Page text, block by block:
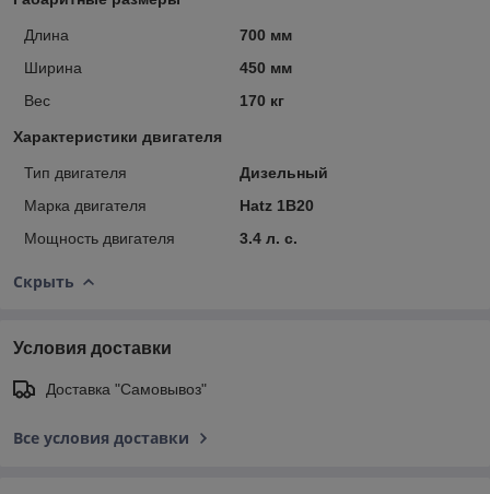
Длина
700 мм
Ширина
450 мм
Вес
170 кг
Характеристики двигателя
Тип двигателя
Дизельный
Марка двигателя
Hatz 1B20
Мощность двигателя
3.4 л. с.
Скрыть
Условия доставки
Доставка "Самовывоз"
Все условия доставки